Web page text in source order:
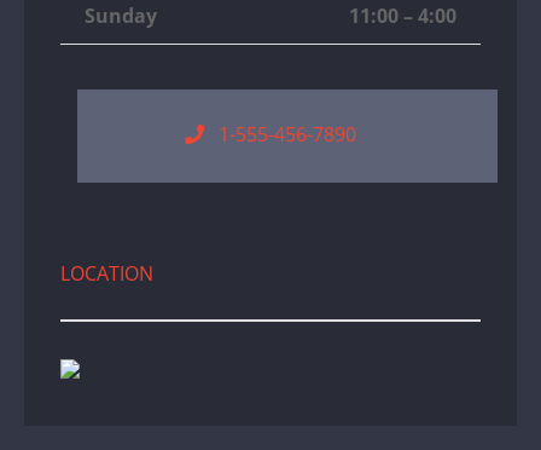
Sunday 11:00 – 4:00
1-555-456-7890
LOCATION